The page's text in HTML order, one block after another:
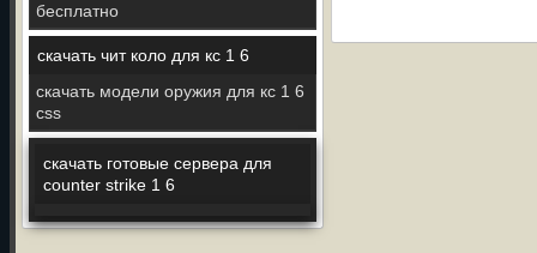
бесплатно
скачать чит коло для кс 1 6
скачать модели оружия для кс 1 6
css
скачать готовые сервера для
counter strike 1 6